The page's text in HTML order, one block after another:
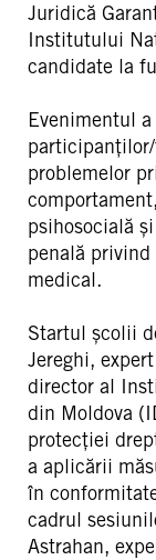
Juridică
Institutului
candidate la
Evenimentul
problemelor
psihosocială
penală
medical.
Startul școlii
Jereghi,
director al
din Moldova
protecției
a aplicării
în
cadrul
Astrahan,